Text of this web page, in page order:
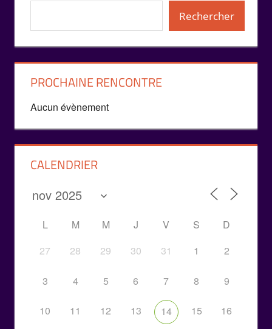
Rechercher
PROCHAINE RENCONTRE
Aucun évènement
CALENDRIER
L M M J V S
D
27
28 29 30 31 1 2
3 4 5 6 7 8 9
10 11 12 13 14 15 16